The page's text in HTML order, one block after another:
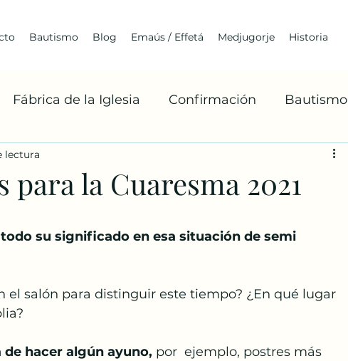
Bautismo Blog Emaús / Effetá Medjugorje Historia
Fábrica de la Iglesia Confirmación Bautismo
Franciscanismo
para la Cuaresma 2021
lectura
su significado en esa situación de semi
el salón para distinguir este tiempo? ¿En qué lugar
hacer algún ayuno, por  ejemplo, postres más